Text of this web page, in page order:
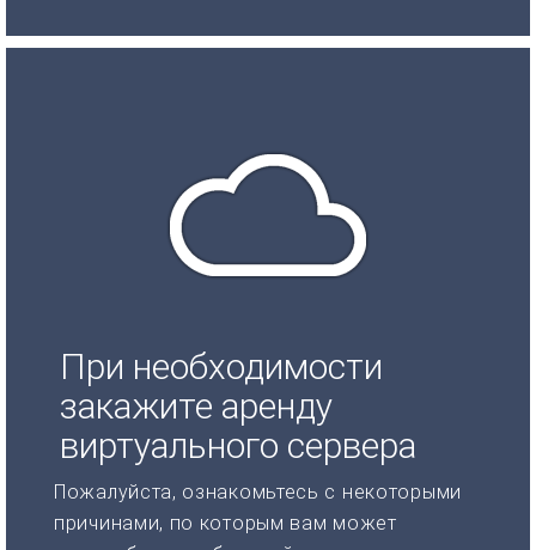
При необходимости
закажите аренду
виртуального сервера
Пожалуйста, ознакомьтесь с некоторыми
причинами, по которым вам может